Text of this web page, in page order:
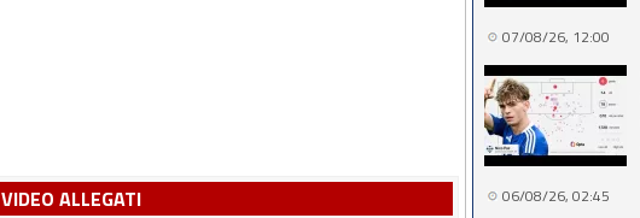
VIDEO ALLEGATI
07/08/26, 12:00
06/08/26, 02:45